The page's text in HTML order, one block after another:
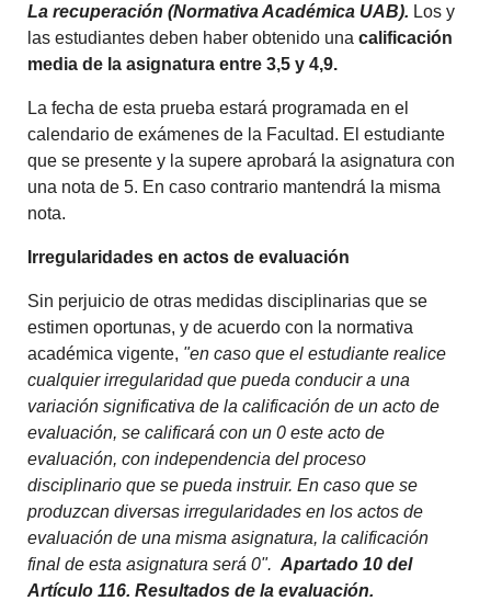
La recuperación (Normativa Académica UAB). Los y
las estudiantes deben haber obtenido unacalificación
media de la asignatura entre 3,5 y 4,9.
La fecha de esta prueba estará programada en el
calendario de exámenes de la Facultad. El estudiante
que se presente y la supere aprobará la asignatura con
una nota de 5. En caso contrario mantendrá la misma
nota.
Irregularidades en actos de evaluación
Sin perjuicio de otras medidas disciplinarias que se
estimen oportunas, y de acuerdo con la normativa
académica vigente, "en caso que el estudiante realice
cualquier irregularidad que pueda conducir a una
variación significativa de la calificación de un acto de
evaluación, se calificará con un 0 este acto de
evaluación, con independencia del proceso
disciplinario que se pueda instruir. En caso que se
produzcan diversas irregularidades en los actos de
evaluación de una misma asignatura, la calificación
final de esta asignatura será 0".Apartado 10 del
Artículo 116. Resultados de la evaluación.